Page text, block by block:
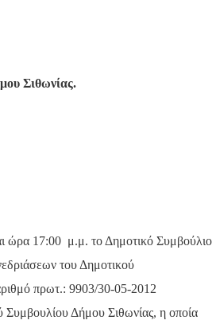
Σιθωνίας.
ώρα 17:00 μ.μ. το Δημοτικό
του Δημοτικού
πρωτ.: 9903/30-05-2012
Δήμου Σιθωνίας, η οποία